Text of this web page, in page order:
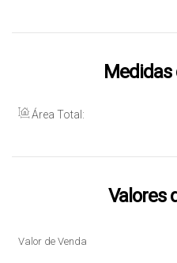
Medidas
Área Total:
Valores
Valor de Venda